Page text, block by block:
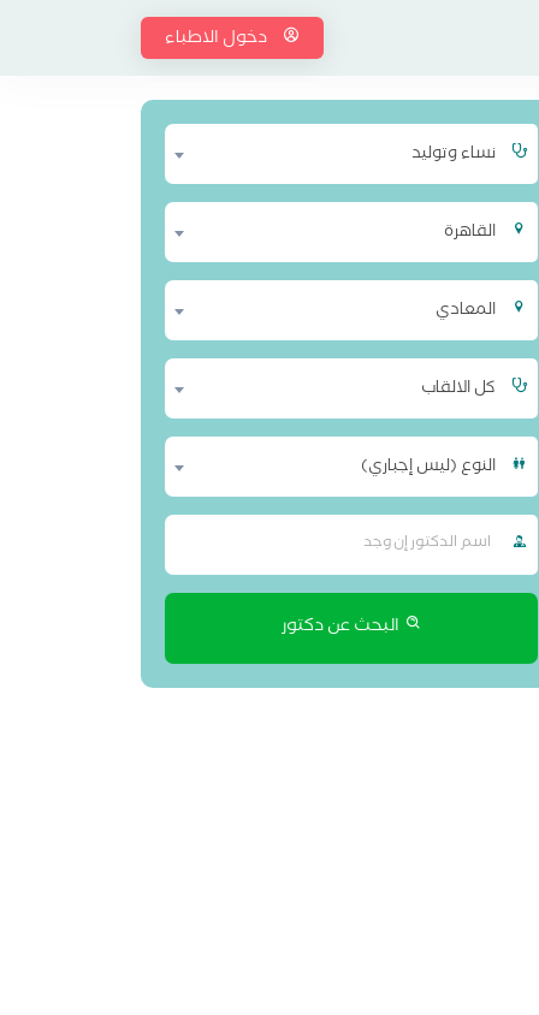
دخول الاطباء
نساء وتوليد
القاهرة
المعادي
كل الالقاب
النوع (ليس إجباري)
البحث عن دكتور